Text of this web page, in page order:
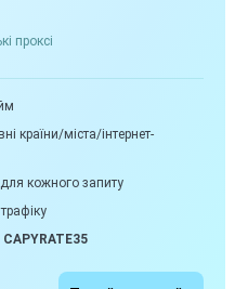
проксі
країни/міста/інтернет-
для кожного запиту
CAPYRATE35